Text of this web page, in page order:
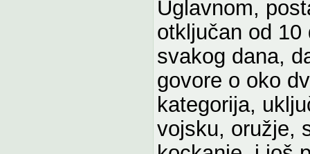
Uglavnom,
otključan od 10
svakog dana,
govore o oko
kategorija,
vojsku, oružje,